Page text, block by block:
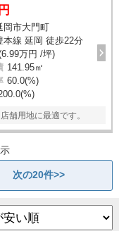
岡市大門町
本線 延岡 徒歩22分
万円 /坪)
141.95㎡
60.0(%)
用地に最適です。
次の20件>>